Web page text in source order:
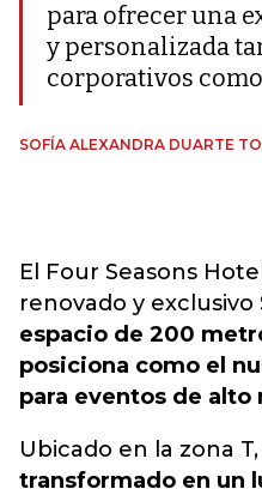
para ofrecer una
y personalizada
corporativos
SOFÍA ALEXANDRA DUARTE
El Four Seasons
renovado y exclusivo
espacio de 200
posiciona como el
para eventos de alto
Ubicado en la zona T,
transformado en un